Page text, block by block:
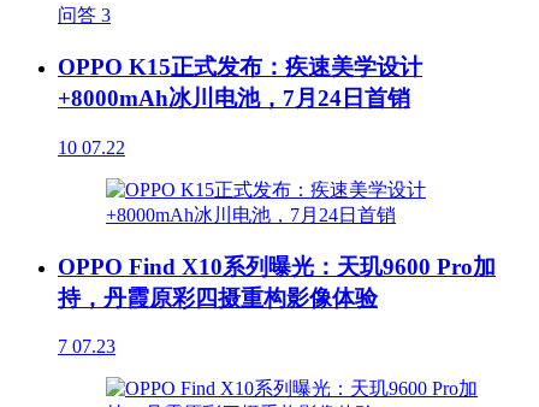
问答 3
OPPO K15正式发布：疾速美学设计
+8000mAh冰川电池，7月24日首销
10 07.22
OPPO Find X10系列曝光：天玑9600 Pro加
持，丹霞原彩四摄重构影像体验
7 07.23